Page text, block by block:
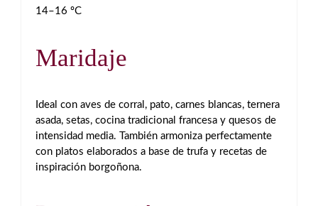
14–16 ºC
Maridaje
Ideal con aves de corral, pato, carnes blancas, ternera
asada, setas, cocina tradicional francesa y quesos de
intensidad media. También armoniza perfectamente
con platos elaborados a base de trufa y recetas de
inspiración borgoñona.